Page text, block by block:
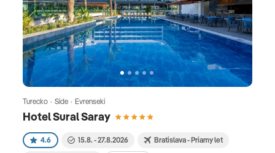
Hotel Sural Saray
Turecko · Side · Evrenseki
4.6 15.8. - 27.8.2026 Bratislava - Priamy let